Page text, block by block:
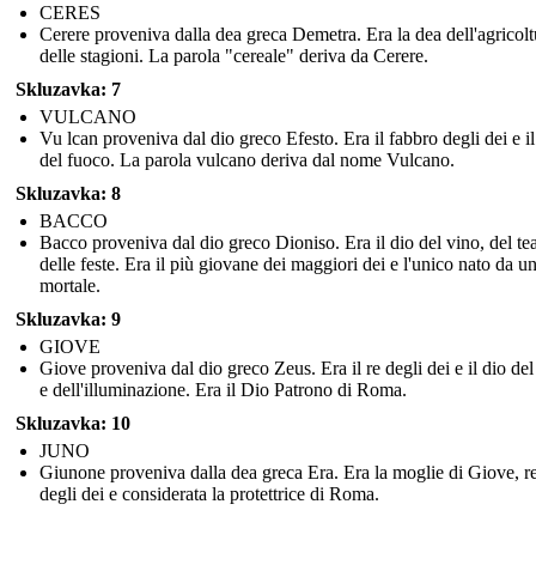
CERES
Cerere proveniva dalla dea greca Demetra. Era la dea
delle stagioni. La parola "cereale" deriva da Cerere.
Skluzavka: 7
VULCANO
Vu lcan proveniva dal dio greco Efesto. Era il fabbro degli dei e
del fuoco. La parola vulcano deriva dal nome Vulcano.
Skluzavka: 8
BACCO
Bacco proveniva dal dio greco Dioniso. Era il dio del vino, del
delle feste. Era il più giovane dei maggiori dei e l'unico nato da un
mortale.
Skluzavka: 9
GIOVE
Giove proveniva dal dio greco Zeus. Era il re degli dei e il dio
e dell'illuminazione. Era il Dio Patrono di Roma.
Skluzavka: 10
JUNO
Giunone proveniva dalla dea greca Era. Era la moglie di Giove,
degli dei e considerata la protettrice di Roma.